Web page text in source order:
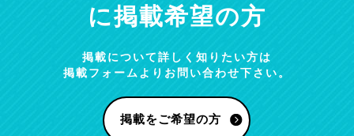
に掲載希望の方
掲載について詳しく知りたい方は
掲載フォームよりお問い合わせ下さい。
掲載をご希望の方